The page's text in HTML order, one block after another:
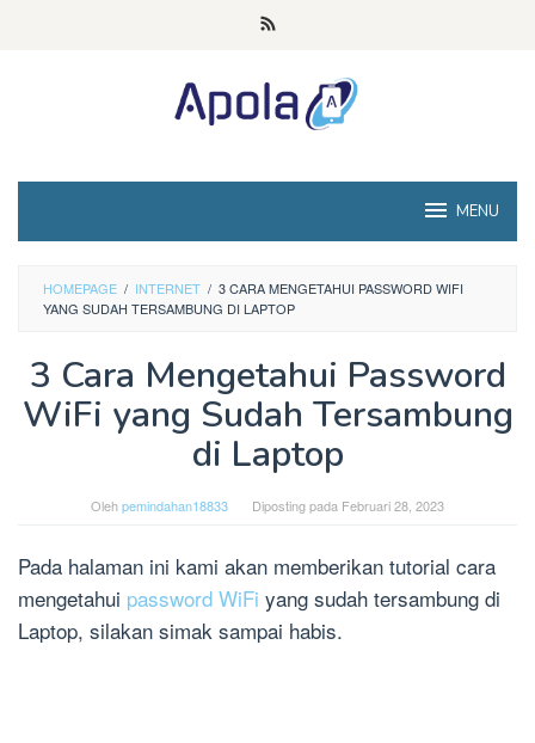
MENU
HOMEPAGE / INTERNET / 3 CARA MENGETAHUI PASSWORD WIFI
YANG SUDAH TERSAMBUNG DI LAPTOP
3 Cara Mengetahui Password
WiFi yang Sudah Tersambung
di Laptop
Olehpemindahan18833 Diposting pada Februari 28, 2023
Pada halaman ini kami akan memberikan tutorial cara
mengetahui password WiFi yang sudah tersambung di
Laptop, silakan simak sampai habis.